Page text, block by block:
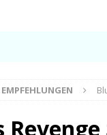
EMPFEHLUNGEN
Revenge